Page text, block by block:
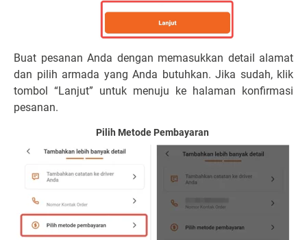
Buat pesanan Anda dengan memasukkan detail alamat
dan pilih armada yang Anda butuhkan. Jika sudah, klik
tombol “Lanjut” untuk menuju ke halaman konfirmasi
pesanan.
Pilih Metode Pembayaran